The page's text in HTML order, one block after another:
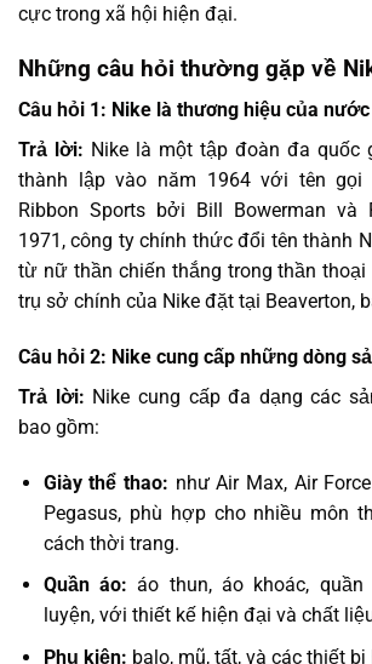
cực trong xã hội hiện đại.
Những câu hỏi thường gặp về
Câu hỏi 1: Nike là thương hiệu của
Trả lời: Nike là một tập đoàn đa quốc
thành lập vào năm 1964 với tên gọi
Ribbon Sports bởi Bill Bowerman và
1971, công ty chính thức đổi tên thành
từ nữ thần chiến thắng trong thần thoại
trụ sở chính của Nike đặt tại Beaverton,
Câu hỏi 2: Nike cung cấp những dòng
Trả lời: Nike cung cấp đa dạng các
bao gồm:
Giày thể thao: như Air Max, Air
Pegasus, phù hợp cho nhiều môn
cách thời trang.
Quần áo: áo thun, áo khoác,
luyện, với thiết kế hiện đại và chất
Phụ kiện: balo, mũ, tất, và các thiết